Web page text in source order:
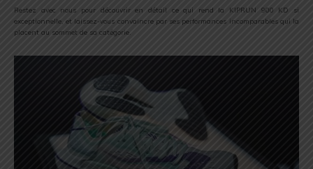
Restez avec nous pour découvrir en détail ce qui rend la KIPRUN 900 KD si
exceptionnelle, et laissez-vous convaincre par ses performances incomparables qui la
placent au sommet de sa catégorie.